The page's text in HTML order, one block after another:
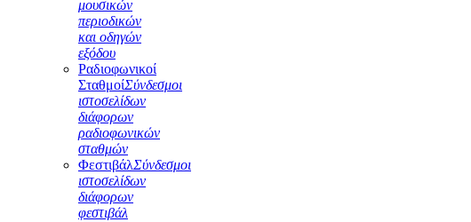
μουσικών
περιοδικών
και οδηγών
εξόδου
Ραδιοφωνικοί
ΣταθμοίΣύνδεσμοι
ιστοσελίδων
διάφορων
ραδιοφωνικών
σταθμών
ΦεστιβάλΣύνδεσμοι
ιστοσελίδων
διάφορων
φεστιβάλ